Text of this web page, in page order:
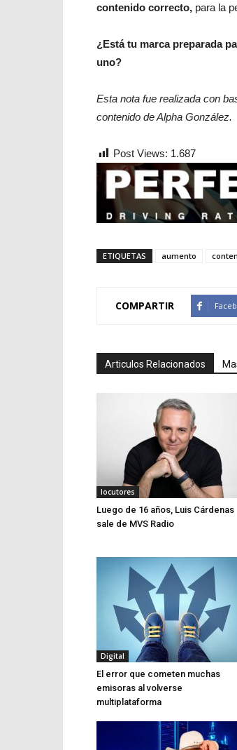
contenido correcto, para la
¿Está tu marca preparada
uno?
Esta nota fue realizada con
contenido de Alpha González.
Post Views: 1.687
ETIQUETAS aumento
COMPARTIR
Articulos Relacionados
locutores
Luego de 16 años, Luis Cárdenas
sale de MVS Radio
Digital
El error que cometen muchas
emisoras al volverse
multiplataforma